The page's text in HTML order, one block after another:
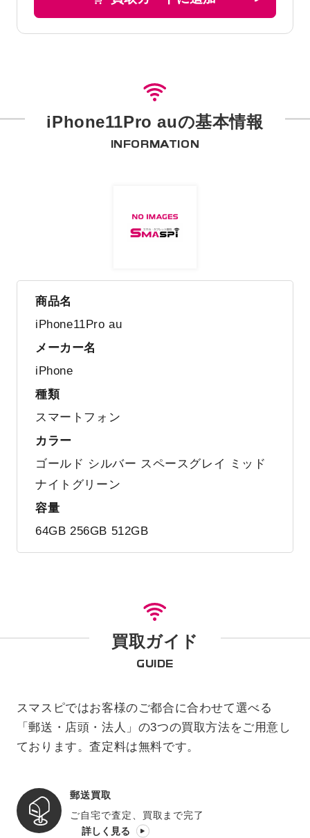
iPhone11Pro auの基本情報
INFORMATION
商品名
iPhone11Pro au
メーカー名
iPhone
種類
スマートフォン
カラー
ゴールド シルバー スペースグレイ ミッド
ナイトグリーン
容量
64GB 256GB 512GB
買取ガイド
GUIDE
スマスピではお客様のご都合に合わせて選べる
「郵送・店頭・法人」の3つの買取方法をご用意し
ております。査定料は無料です。
郵送買取
ご自宅で査定、買取まで完了
詳しく見る